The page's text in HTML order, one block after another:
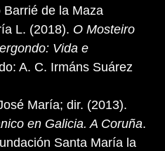
de la Maza
L. (2018). O Mosteiro
Vida e
A. C. Irmáns Suárez
María; dir. (2013).
en Galicia. A Coruña.
Santa María la